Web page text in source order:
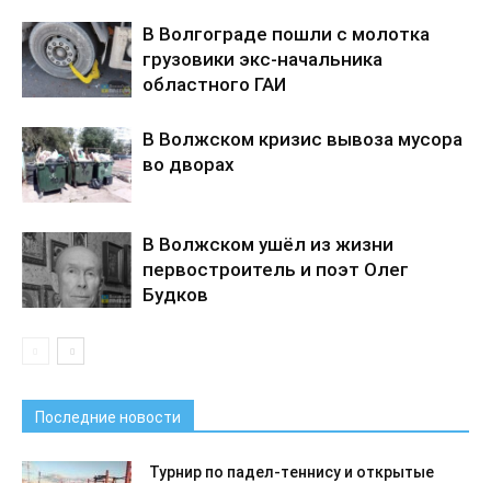
В Волгограде пошли с молотка
грузовики экс-начальника
областного ГАИ
В Волжском кризис вывоза мусора
во дворах
В Волжском ушёл из жизни
первостроитель и поэт Олег
Будков
Последние новости
Турнир по падел-теннису и открытые